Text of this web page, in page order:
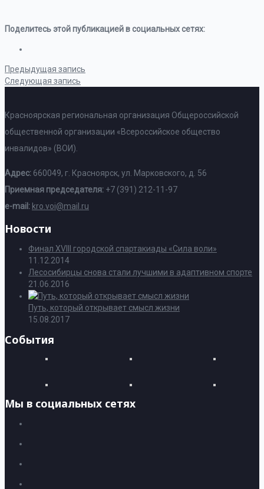
Поделитесь этой публикацией в социальных сетях:
Предыдущая запись
Следующая запись
Красноярская региональная организация Общероссийской
общественной организации «Всероссийское общество
инвалидов» (ВОИ).
Адрес: 660049, г. Красноярск, ул. Марковского, д. 56
Приемная председателя: +7 (391) 212-11-97
e-mail: kro.voi@mail.ru
Новости
Финал XVIII городской спартакиады «Сила воли»
11.12.2014
Лесосибирцы снова стали лучшими в адаптивном спорте
21.06.2016
Путь, который открывает смысл жизни
15.08.2017
События
Мы в социальных сетях